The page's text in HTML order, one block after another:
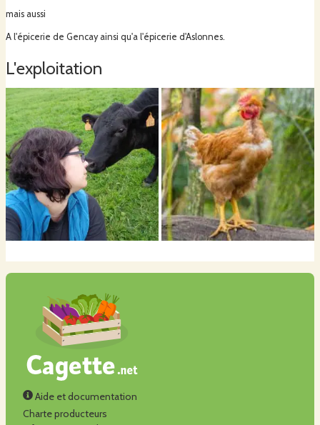
mais aussi
A l'épicerie de Gencay ainsi qu'a l'épicerie d'Aslonnes.
L'exploitation
Aide et documentation
Charte producteurs